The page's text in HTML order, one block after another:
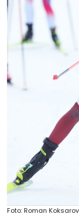
Foto: Roman